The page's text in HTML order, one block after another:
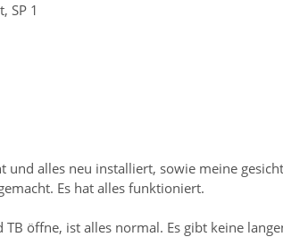
SP 1
und alles neu installiert, sowie meine
Es hat alles funktioniert.
öffne, ist alles normal. Es gibt keine